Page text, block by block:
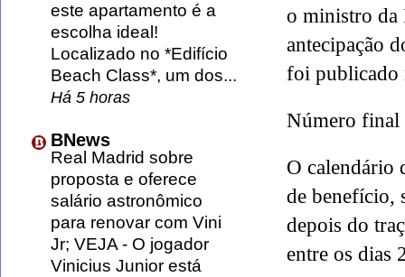
o ministro da
antecipação
foi publicado
Número final
O calendário
de benefício,
depois do
entre os dias
este apartamento é a
escolha ideal!
Localizado no *Edifício
Beach Class*, um dos...
Há 5 horas
BNews
Real Madrid sobre
proposta e oferece
salário astronômico
para renovar com Vini
Jr; VEJA- O jogador
Vinicius Junior está